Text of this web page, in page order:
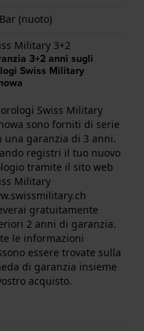
(nuoto)
Military 3+2
3+2 anni sugli
Swiss Military
Swiss Military
sono forniti di serie
una garanzia di 3 anni.
registri il tuo nuovo
tramite il sito web
Military
gratuitamente
2 anni di garanzia.
le informazioni
essere trovate sulla
di garanzia insieme
acquisto.